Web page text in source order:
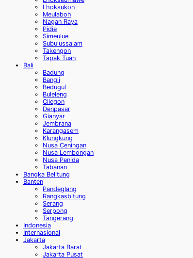
Lhoksukon
Meulaboh
Nagan Raya
Pidie
Simeulue
Subulussalam
Takengon
Tapak Tuan
Bali
Badung
Bangli
Bedugul
Buleleng
Cilegon
Denpasar
Gianyar
Jembrana
Karangasem
Klungkung
Nusa Ceningan
Nusa Lembongan
Nusa Penida
Tabanan
Bangka Belitung
Banten
Pandeglang
Rangkasbitung
Serang
Serpong
Tangerang
Indonesia
Internasional
Jakarta
Jakarta Barat
Jakarta Pusat